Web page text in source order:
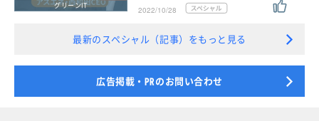
グリーンIT
2022/10/28
最新のスペシャル（記事）をもっと見る
広告掲載・PRのお問い合わせ